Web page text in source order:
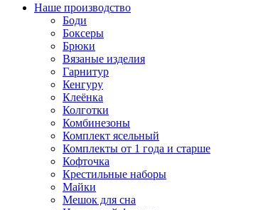
Наше производство
Боди
Боксеры
Брюки
Вязаные изделия
Гарнитур
Кенгуру
Клеёнка
Колготки
Комбинезоны
Комплект ясельный
Комплекты от 1 года и старше
Кофточка
Крестильные наборы
Майки
Мешок для сна